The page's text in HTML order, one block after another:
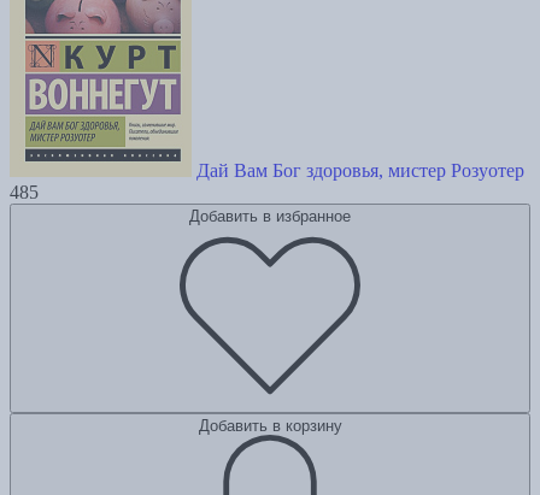
Дай Вам Бог здоровья, мистер Розуотер
485
Добавить в избранное
Добавить в корзину